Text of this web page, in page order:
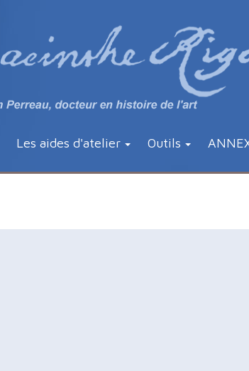
Les aides d'atelier Outils